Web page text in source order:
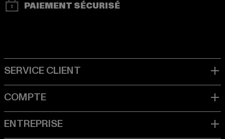
PAIEMENT SÉCURISÉ